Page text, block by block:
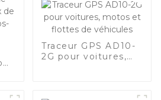
Traceur GPS AD10-
2G pour voitures,